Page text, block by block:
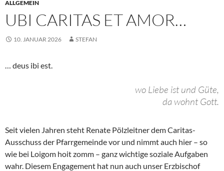
ALLGEMEIN
UBI CARITAS ET AMOR…
10. JANUAR 2026 STEFAN
… deus ibi est.
wo Liebe ist und Güte,
da wohnt Gott.
Seit vielen Jahren steht Renate Pölzleitner dem Caritas-
Ausschuss der Pfarrgemeinde vor und nimmt auch hier – so
wie bei Loigom hoit zomm – ganz wichtige soziale Aufgaben
wahr. Diesem Engagement hat nun auch unser Erzbischof